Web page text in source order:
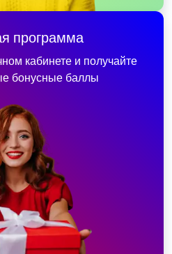
программа
кабинете и получайте
бонусные баллы